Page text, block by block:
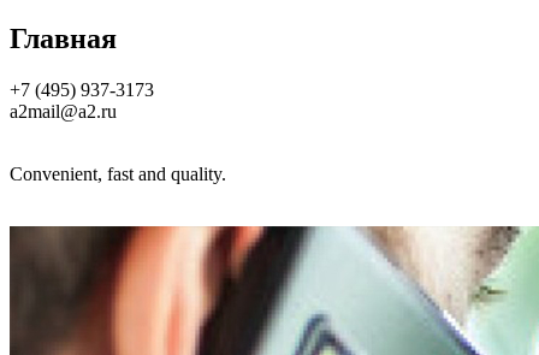
Главная
+7 (495) 937-3173
a2mail@a2.ru
Convenient, fast and quality.